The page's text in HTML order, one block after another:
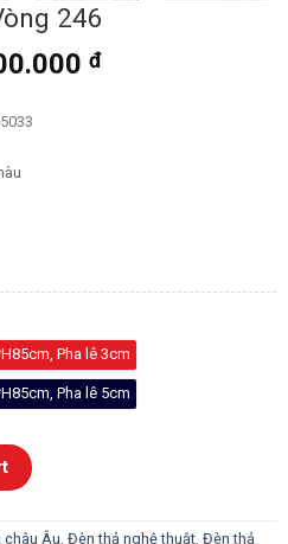
246
đ
Pha lê 3cm
Pha lê 5cm
châu Âu Đèn thả nghệ thuật Đèn thả